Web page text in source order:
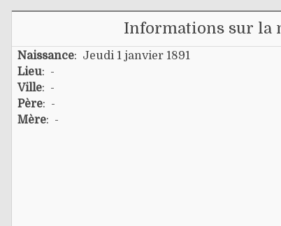
Informations sur la
Naissance: Jeudi 1 janvier 1891
Lieu: -
Ville: -
Père: -
Mère: -